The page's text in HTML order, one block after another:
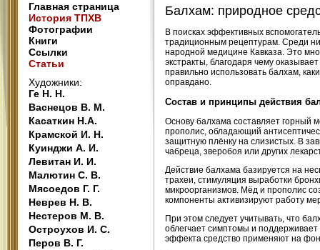
Главная страница
История ТПХВ
Фотографии
Книги
Ссылки
Статьи
Художники:
Ге Н. Н.
Васнецов В. М.
Касаткин Н.А.
Крамской И. Н.
Куинджи А. И.
Левитан И. И.
Малютин С. В.
Мясоедов Г. Г.
Неврев Н. В.
Нестеров М. В.
Остроухов И. С.
Перов В. Г.
Балхам: природное
В поисках эффективных
традиционным рецептурам. Среди
народной медицине Кавказа. Это
экстракты, благодаря чему
правильно использовать балхам,
оправдано.
Состав и принципы действия
Основу балхама составляет горный
прополис, обладающий
защитную плёнку на слизистых. В
чабреца, зверобоя или других
Действие балхама базируется на
трахеи, стимуляция выработки
микроорганизмов. Мёд и прополис
компоненты активизируют работу
При этом следует учитывать, что
облегчает симптомы и
эффекта средство применяют на